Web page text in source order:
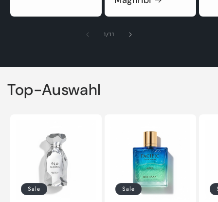
1/von
11
Top-Auswahl
Sale Sale